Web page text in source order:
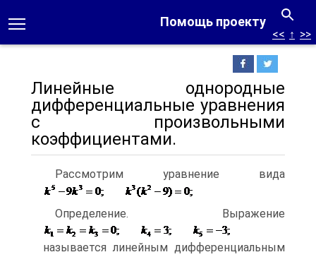
Помощь проекту
<< ↑ >>
Линейные однородные
дифференциальные уравнения
с произвольными
коэффициентами.
Рассмотрим уравнение вида
Определение. Выражение
называется линейным дифференциальным